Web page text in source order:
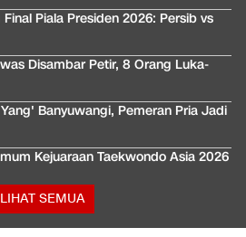
Piala Presiden 2026: Persib vs
Disambar Petir, 8 Orang Luka-
Banyuwangi, Pemeran Pria Jadi
Kejuaraan Taekwondo Asia 2026
LIHAT SEMUA